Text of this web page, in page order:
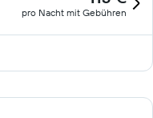
in Begleitung eines
pro Nacht mit Gebühren